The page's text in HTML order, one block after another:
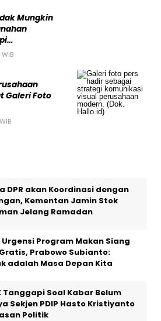
Mungkin
Galeri Foto
DPR akan Koordinasi dengan
Kementan Jamin Stok
Jelang Ramadan
Program Makan Siang
Prabowo Subianto:
adalah Masa Depan Kita
Tanggapi Soal Kabar Belum
Sekjen PDIP Hasto Kristiyanto
Politik